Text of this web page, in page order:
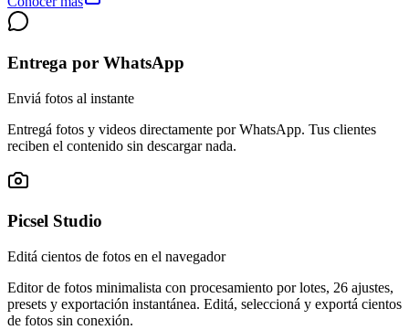
Entrega por WhatsApp
Enviá fotos al instante
Entregá fotos y videos directamente por WhatsApp. Tus clientes
reciben el contenido sin descargar nada.
Picsel Studio
Editá cientos de fotos en el navegador
Editor de fotos minimalista con procesamiento por lotes, 26 ajustes,
presets y exportación instantánea. Editá, seleccioná y exportá cientos
de fotos sin conexión.